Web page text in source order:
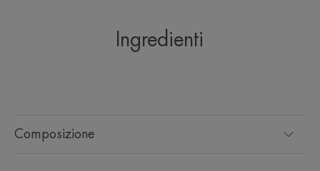
indipendenti), su 3 specie chiave della biodiversità
i filtri solari.
Ingredienti
Composizione